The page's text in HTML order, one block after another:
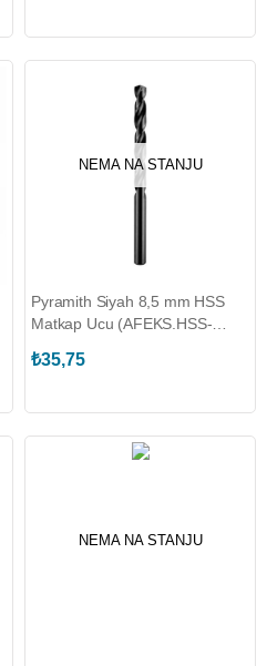
NEMA NA STANJU
Pyramith Siyah 8,5 mm HSS
Matkap Ucu (AFEKS.HSS-
₺35,75
NEMA NA STANJU